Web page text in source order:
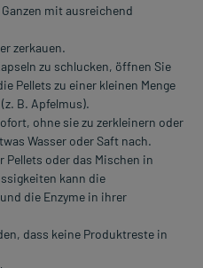
mit ausreichend
zerkauen.
zu schlucken, öffnen Sie
Pellets zu einer kleinen Menge
B. Apfelmus).
ohne sie zu zerkleinern oder
Wasser oder Saft nach.
Pellets oder das Mischen in
kann die
die Enzyme in ihrer
dass keine Produktreste in